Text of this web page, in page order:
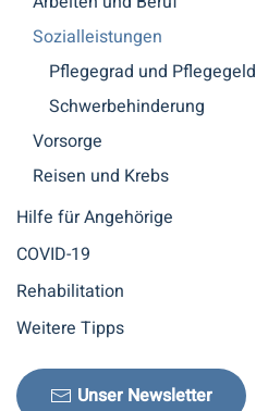
Sozialleistungen
Pflegegrad und Pflegegeld
Schwerbehinderung
Vorsorge
Reisen und Krebs
Hilfe für Angehörige
COVID-19
Rehabilitation
Weitere Tipps
Unser Newsletter